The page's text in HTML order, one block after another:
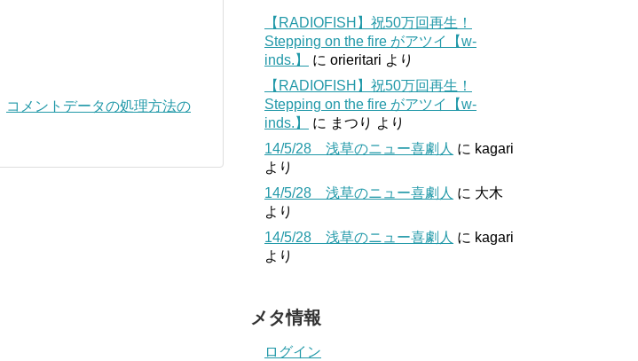
コメントデータの処理方法の
【RADIOFISH】祝50万回再生！
Stepping on the fire がアツイ【w-
inds.】
に orieritari より
【RADIOFISH】祝50万回再生！
Stepping on the fire がアツイ【w-
inds.】
に まつり より
14/5/28 浅草のニュー喜劇人 に kagari
より
14/5/28 浅草のニュー喜劇人 に 大木
より
14/5/28 浅草のニュー喜劇人 に kagari
より
メタ情報
ログイン